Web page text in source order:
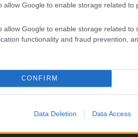
allow Google to enable storage related to
allow Google to enable storage related to
functionality and fraud prevention,
CONFIRM
Data Deletion Data Access
on is!
ésiOS-re!
működését!